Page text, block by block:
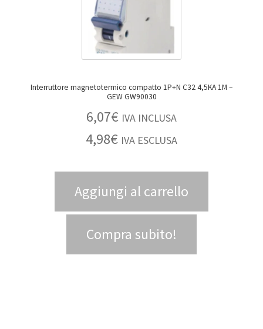
Interruttore magnetotermico compatto 1P+N C32 4,5KA 1M –
GEW GW90030
6,07€ IVA INCLUSA
4,98€ IVA ESCLUSA
Aggiungi al carrello
Compra subito!